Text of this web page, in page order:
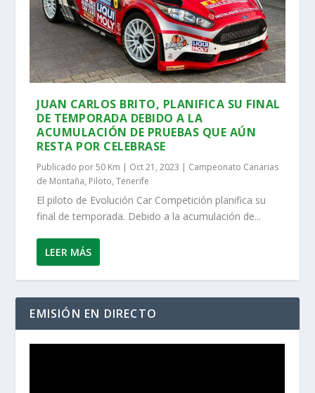
JUAN CARLOS BRITO, PLANIFICA SU FINAL
DE TEMPORADA DEBIDO A LA
ACUMULACIÓN DE PRUEBAS QUE AÚN
RESTA POR CELEBRASE
Publicado por50 Km | Oct 21, 2023 | Campeonato Canarias
de Montaña, Piloto,Tenerife
El piloto de Evolución Car Competición planifica su
final de temporada. Debido a la acumulación de...
LEER MÁS
EMISIÓN EN DIRECTO